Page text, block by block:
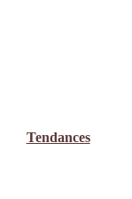
Tendances